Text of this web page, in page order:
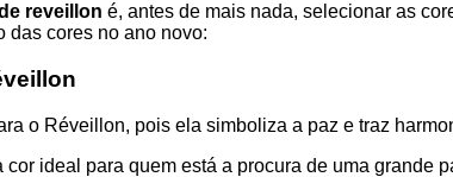
reveillon é, antes de mais nada, selecionar as
das cores no ano novo:
o Réveillon, pois ela simboliza a paz e traz
cor ideal para quem está a procura de uma grande